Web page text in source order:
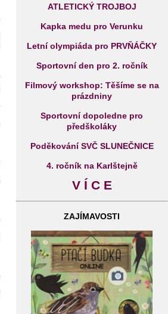
ATLETICKÝ TROJBOJ
Kapka medu pro Verunku
Letní olympiáda pro PRVŇÁČKY
Sportovní den pro 2. ročník
Filmový workshop: Těšíme se na
prázdniny
Sportovní dopoledne pro
předškoláky
Poděkování SVČ SLUNEČNICE
4. ročník na Karlštejně
V Í C E
ZAJÍMAVOSTI